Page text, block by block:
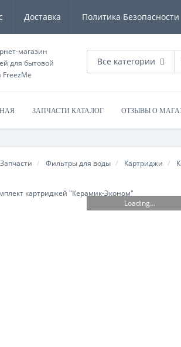
Доставка Политика Безопасности
Все категории
ЗАПЧАСТИ КАТАЛОГ ОТЗЫВЫ О
Запчасти Фильтры для воды Картриджи
Loading...